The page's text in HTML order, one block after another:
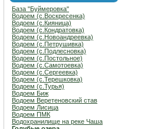
База "Буймеровка"
Водоем (с.Воскресенка)
Водоем (с.Кияница)
Водоем (с.Кондратовка)
Водоем (с.Новоандреевка)
Водоем (с.Петрушивка)
Водоем (с.Подлесновка)
Водоем (с.Постольное)
Водоем (с.Самотоевка)
Водоем (с.Сергеевка)
Водоем (с.Терешковка)
Водоем (с.Турья)
Водоем Биж
Водоем Веретеновский став
Водоем Лисица
Водоем ПМК
Водохранилище на реке Чаша